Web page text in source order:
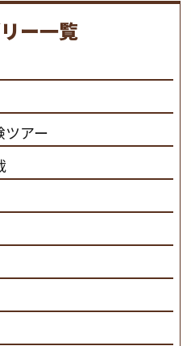
ちは、馬の品種と血統にこ
馬の質の向上を目指し、生
産･育成･調教を一貫して行います。カナディアンキャ
情報はこちら
ー一覧
ツアー